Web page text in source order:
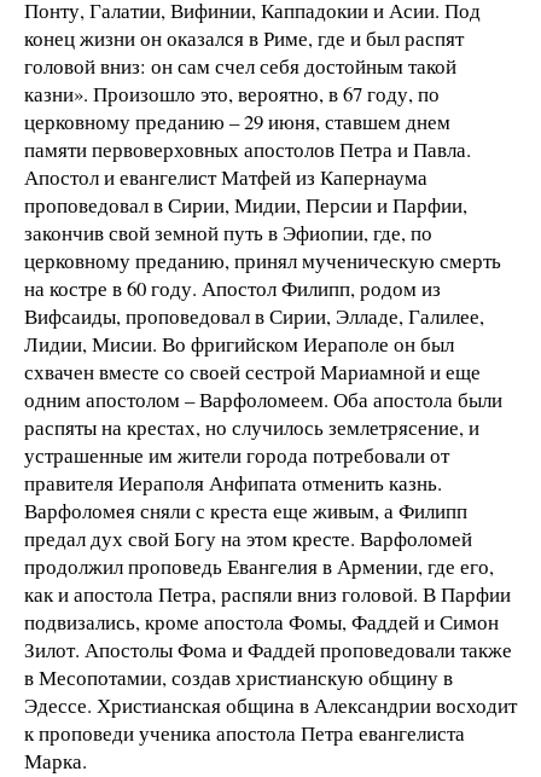
Понту, Галатии, Вифинии, Каппадокии и Асии. Под
конец жизни он оказался в Риме, где и был распят
головой вниз: он сам счел себя достойным такой
казни». Произошло это, вероятно, в 67 году, по
церковному преданию – 29 июня, ставшем днем
памяти первоверховных апостолов Петра и Павла.
Апостол и евангелист Матфей из Капернаума
проповедовал в Сирии, Мидии, Персии и Парфии,
закончив свой земной путь в Эфиопии, где, по
церковному преданию, принял мученическую смерть
на костре в 60 году. Апостол Филипп, родом из
Вифсаиды, проповедовал в Сирии, Элладе, Галилее,
Лидии, Мисии. Во фригийском Иераполе он был
схвачен вместе со своей сестрой Мариамной и еще
одним апостолом – Варфоломеем. Оба апостола были
распяты на крестах, но случилось землетрясение, и
устрашенные им жители города потребовали от
правителя Иераполя Анфипата отменить казнь.
Варфоломея сняли с креста еще живым, а Филипп
предал дух свой Богу на этом кресте. Варфоломей
продолжил проповедь Евангелия в Армении, где его,
как и апостола Петра, распяли вниз головой. В Парфии
подвизались, кроме апостола Фомы, Фаддей и Симон
Зилот. Апостолы Фома и Фаддей проповедовали также
в Месопотамии, создав христианскую общину в
Эдессе. Христианская община в Александрии восходит
к проповеди ученика апостола Петра евангелиста
Марка.